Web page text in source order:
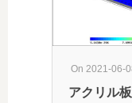
On 2021-06-
アクリル